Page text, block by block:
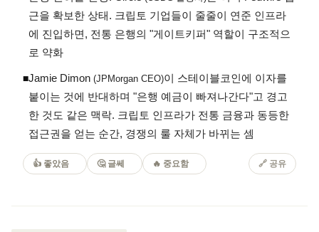
근을 확보한 상태. 크립토 기업들이 줄줄이 연준 인프라
에 진입하면, 전통 은행의 "게이트키퍼" 역할이 구조적으
로 약화
◾Jamie Dimon (JPMorgan CEO)이 스테이블코인에 이자를
붙이는 것에 반대하며 "은행 예금이 빠져나간다"고 경고
한 것도 같은 맥락. 크립토 인프라가 전통 금융과 동등한
접근권을 얻는 순간, 경쟁의 룰 자체가 바뀌는 셈
👍 좋았음 🤔 글쎄 🔥 중요함 🔗 공유